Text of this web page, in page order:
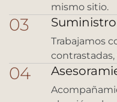
mismo sitio.
03
Trabajamos
04